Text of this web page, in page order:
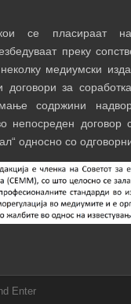
се пласираат
преку
медиумски
договори за
содржини
непосреден договор
односно со